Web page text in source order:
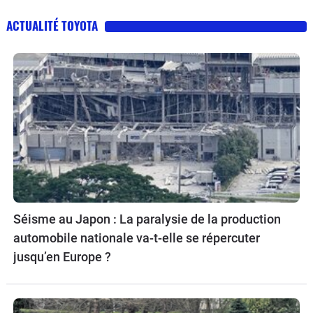
ACTUALITÉ TOYOTA
Séisme au Japon : La paralysie de la production
automobile nationale va-t-elle se répercuter
jusqu’en Europe ?